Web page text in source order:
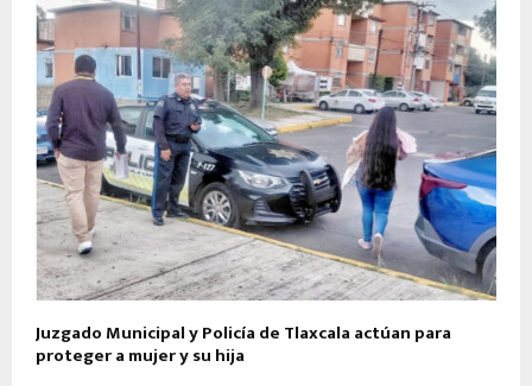
Juzgado Municipal y Policía de Tlaxcala actúan para
proteger a mujer y su hija